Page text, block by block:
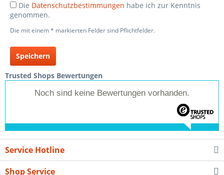
Die Datenschutzbestimmungen habe ich zur Kenntnis
genommen.
Die mit einem * markierten Felder sind Pflichtfelder.
Speichern
Trusted Shops Bewertungen
Noch sind keine Bewertungen vorhanden.
Service Hotline
Shop Service